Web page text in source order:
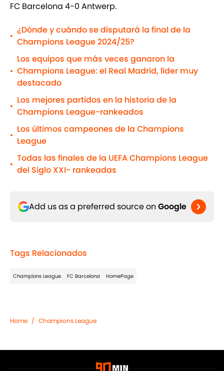
FC Barcelona 4-0 Antwerp.
•
¿Dónde y cuándo se disputará la final de la
Champions League 2024/25?
•
Los equipos que más veces ganaron la
Champions League: el Real Madrid, líder muy
destacado
•
Los mejores partidos en la historia de la
Champions League-rankeados
•
Los últimos campeones de la Champions
League
•
Todas las finales de la UEFA Champions League
del Siglo XXI- rankeadas
Add us as a preferred source on Google
Tags Relacionados
Champions League FC Barcelona HomePage
Home / Champions League